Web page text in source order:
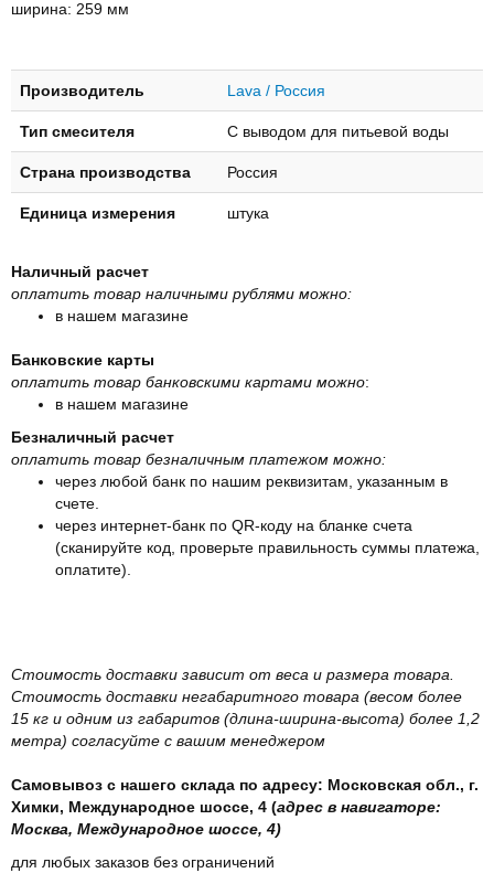
ширина: 259 мм
Производитель Lava / Россия
Тип смесителя С выводом для питьевой воды
Страна производства Россия
Единица измерения штука
Наличный расчет
оплатить товар наличными рублями можно:
в нашем магазине
Банковские карты
оплатить товар банковскими картами можно:
в нашем магазине
Безналичный расчет
оплатить товар безналичным платежом можно:
через любой банк по нашим реквизитам, указанным в
счете.
через интернет-банк по QR-коду на бланке счета
(сканируйте код, проверьте правильность суммы платежа,
оплатите).
Стоимость доставки зависит от веса и размера товара.
Стоимость доставки негабаритного товара (весом более
15 кг и одним из габаритов (длина-ширина-высота) более 1,2
метра) согласуйте с вашим менеджером
Самовывоз с нашего склада по адресу: Московская обл., г.
Химки, Международное шоссе, 4 (адрес в навигаторе:
Москва, Международное шоссе, 4)
для любых заказов без ограничений